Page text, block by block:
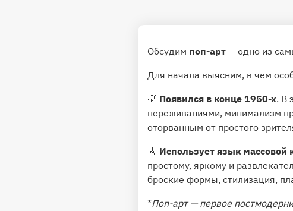
Обсудим поп-арт — одно из
Для начала выясним, в чем
💡 Появился в конце 1950-х. В
переживаниями, минимализм
оторванным от простого
🎸 Использует язык массовой
простому, яркому и
броские формы, стилизация,
*Поп-арт — первое